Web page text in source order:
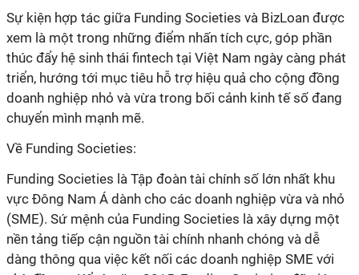
xem là một trong những điểm nhấn tích cực, góp phần
thúc đẩy hệ sinh thái fintech tại Việt Nam ngày càng phát
triển, hướng tới mục tiêu hỗ trợ hiệu quả cho cộng đồng
doanh nghiệp nhỏ và vừa trong bối cảnh kinh tế số đang
vực Đông Nam Á dành cho các doanh nghiệp vừa và nhỏ
(SME). Sứ mệnh của Funding Societies là xây dựng một
nền tảng tiếp cận nguồn tài chính nhanh chóng và dễ
dàng thông qua việc kết nối các doanh nghiệp SME với